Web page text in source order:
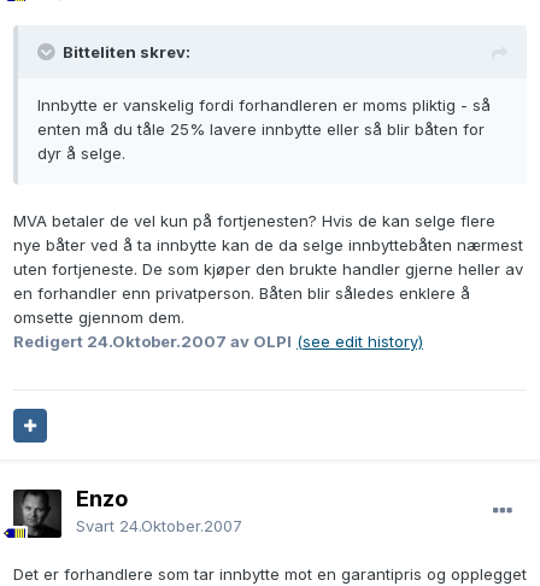
Bitteliten skrev:
Innbytte er vanskelig fordi forhandleren er moms pliktig - så
enten må du tåle 25% lavere innbytte eller så blir båten for
dyr å selge.
MVA betaler de vel kun på fortjenesten? Hvis de kan selge flere
nye båter ved å ta innbytte kan de da selge innbyttebåten nærmest
uten fortjeneste. De som kjøper den brukte handler gjerne heller av
en forhandler enn privatperson. Båten blir således enklere å
omsette gjennom dem.
Redigert 24.Oktober.2007 av OLPI (see edit history)
Enzo
Svart 24.Oktober.2007
Det er forhandlere som tar innbytte mot en garantipris og opplegget